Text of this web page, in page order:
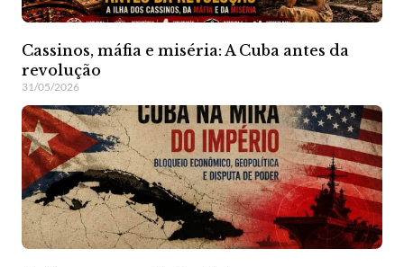
Cassinos, máfia e miséria: A Cuba antes da
revolução
31/05/2026